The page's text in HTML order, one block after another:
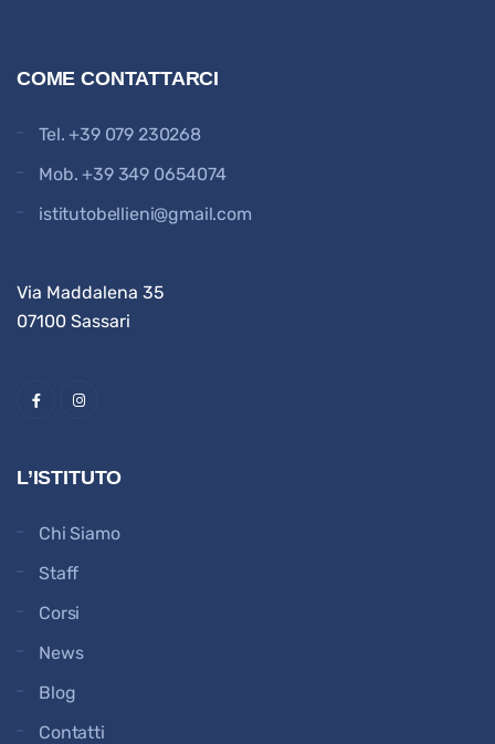
COME CONTATTARCI
Tel.+39 079 230268
Mob.+39 349 0654074
istitutobellieni@gmail.com
Via Maddalena 35
07100 Sassari
L’ISTITUTO
Chi Siamo
Staff
Corsi
News
Blog
Contatti